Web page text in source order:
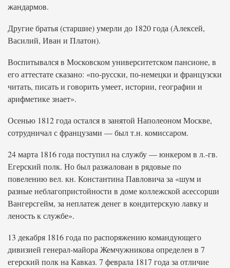
жандармов.
Другие братья (старшие) умерли до 1820 года (Алексей,
Василий, Иван и Платон).
Воспитывался в Московском университетском пансионе, в
его аттестате сказано: «по-русски, по-немецки и французски
читать, писать и говорить умеет, истории, географии и
арифметике знает».
Осенью 1812 года остался в занятой Наполеоном Москве,
сотрудничал с французами — был т.н. комиссаром.
24 марта 1816 года поступил на службу — юнкером в л.-гв.
Егерский полк. Но был разжалован в рядовые по
повелению вел. кн. Константина Павловича за «шум и
разные неблагопристойности в доме коллежской асессорши
Вангерсгейм, за неплатеж денег в кондитерскую лавку и
леность к службе».
13 декабря 1816 года по распоряжению командующего
дивизией генерал-майора Жемчужникова определен в 7
егерский полк на Кавказ. 7 феврала 1817 года за отличие